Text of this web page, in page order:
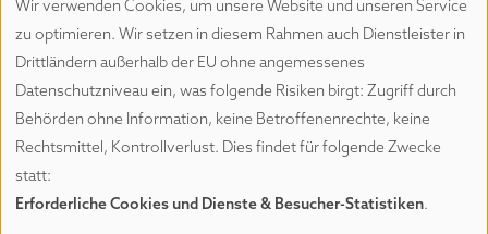
Folgen Sie uns auf
LinkedIn
Urheberrecht © 2026 CLL. Alle Rechte vorbehalten.
Impressum Datenschutzeinstellungen
Wir verwenden Cookies, um unsere Website und unseren Service
zu optimieren. Wir setzen in diesem Rahmen auch Dienstleister in
Drittländern außerhalb der EU ohne angemessenes
Datenschutzniveau ein, was folgende Risiken birgt: Zugriff durch
Behörden ohne Information, keine Betroffenenrechte, keine
Rechtsmittel, Kontrollverlust. Dies findet für folgende Zwecke
statt:
Erforderliche Cookies und Dienste & Besucher-Statistiken.